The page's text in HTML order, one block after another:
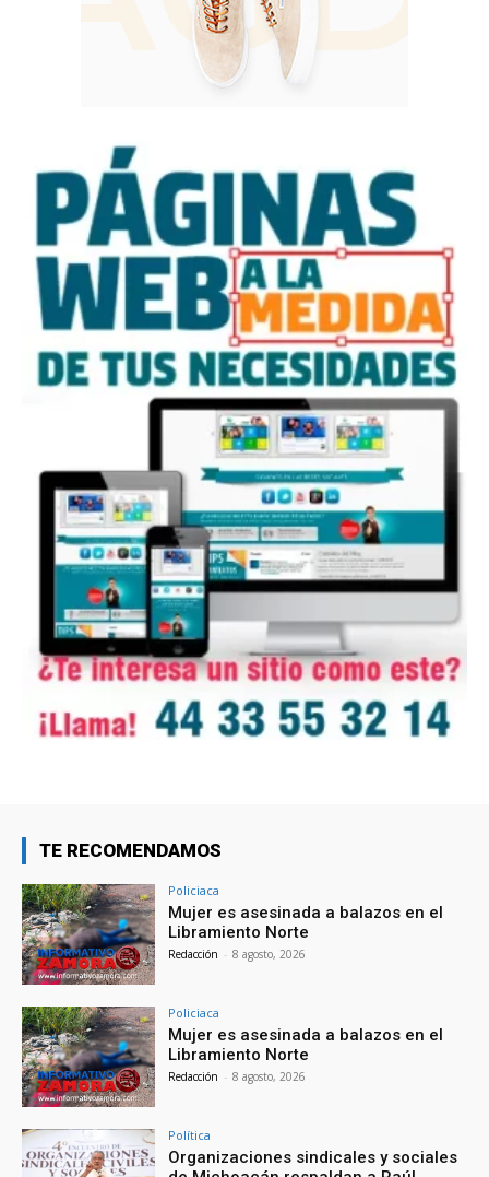
TE RECOMENDAMOS
Policiaca
Mujer es asesinada a balazos en el
Libramiento Norte
Redacción - 8 agosto, 2026
Policiaca
Mujer es asesinada a balazos en el
Libramiento Norte
Redacción - 8 agosto, 2026
Política
Organizaciones sindicales y sociales